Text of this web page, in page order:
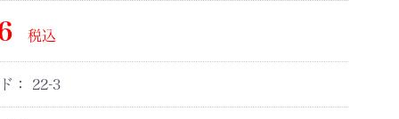
税込
： 22-3